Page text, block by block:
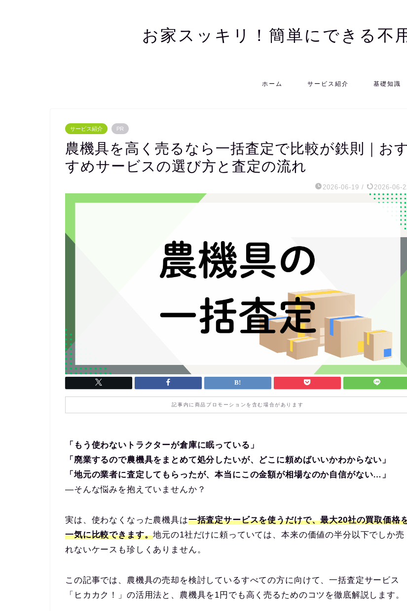
お家スッキリ！簡単にできる不
ホーム サービス紹介 基礎知識
サービス紹介 PR
農機具を高く売るなら一括査定で比較が鉄則｜おす
すめサービスの選び方と査定の流れ
2026-06-19 / 2026-06-
記事内に商品プロモーションを含む場合があります
「もう使わないトラクターが倉庫に眠っている」
「廃業するので農機具をまとめて処分したいが、どこに頼めばいいかわからない」
「地元の業者に査定してもらったが、本当にこの金額が相場なのか自信がない…」
—そんな悩みを抱えていませんか？
実は、使わなくなった農機具は一括査定サービスを使うだけで、最大20社の買取価格
一気に比較できます。地元の1社だけに頼っていては、本来の価値の半分以下でしか売
れないケースも珍しくありません。
この記事では、農機具の売却を検討しているすべての方に向けて、一括査定サービス
「ヒカカク！」の活用法と、農機具を1円でも高く売るためのコツを徹底解説します。